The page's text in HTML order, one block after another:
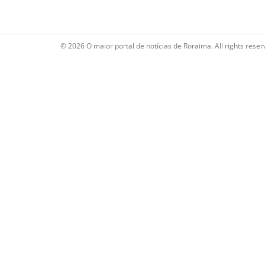
© 2026 O maior portal de notícias de Roraima. All rights